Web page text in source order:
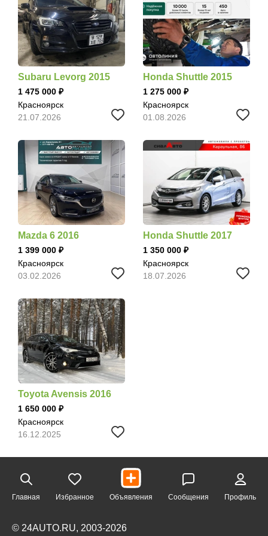
Subaru Levorg 2015
1 475 000
Красноярск
21.07.2026
Honda Shuttle 2015
1 275 000
Красноярск
01.08.2026
Mazda 6 2016
1 399 000
Красноярск
03.02.2026
Honda Shuttle 2017
1 350 000
Красноярск
18.07.2026
Toyota Avensis 2016
1 650 000
Красноярск
16.12.2025
Главная Избранное Объявления Сообщения Профиль
© 24AUTO.RU, 2003-2026